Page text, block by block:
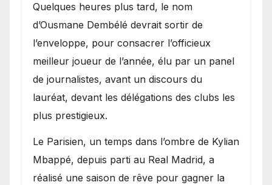
Quelques heures plus tard, le nom
d’Ousmane Dembélé devrait sortir de
l’enveloppe, pour consacrer l’officieux
meilleur joueur de l’année, élu par un panel
de journalistes, avant un discours du
lauréat, devant les délégations des clubs les
plus prestigieux.
Le Parisien, un temps dans l’ombre de Kylian
Mbappé, depuis parti au Real Madrid, a
réalisé une saison de rêve pour gagner la